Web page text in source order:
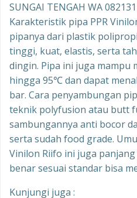
SUNGAI TENGAH WA
Karakteristik pipa PPR
pipanya dari plastik
tinggi, kuat, elastis, serta
dingin. Pipa ini juga mampu
hingga 95℃ dan dapat
bar. Cara penyambungan
teknik polyfusion atau butt
sambungannya anti bocor
serta sudah food grade.
Vinilon Riifo ini juga
benar sesuai standar bisa
Kunjungi juga :